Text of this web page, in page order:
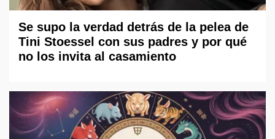
Se supo la verdad detrás de la pelea de
Tini Stoessel con sus padres y por qué
no los invita al casamiento